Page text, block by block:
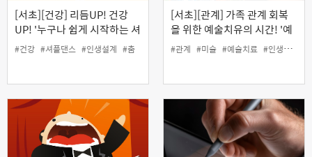
[서초][건강] 리듬UP! 건강
UP! '누구나 쉽게 시작하는 셔
플댄스'
#건강 #셔플댄스 #인생설계 #춤
[서초][관계] 가족 관계 회복
을 위한 예술치유의 시간! '예
술로 바라보는 나와 가족'
#관계 #미술 #예술치료 #인생설계